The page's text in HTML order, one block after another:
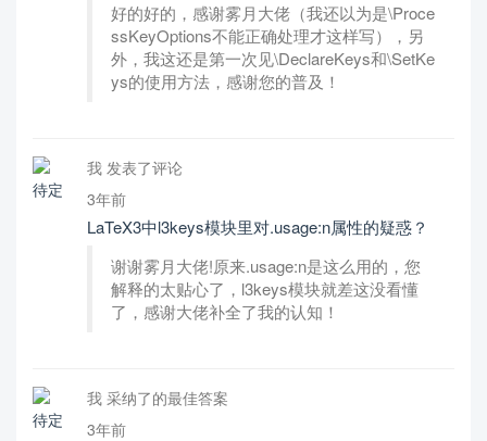
好的好的，感谢雾月大佬（我还以为是\Proce
ssKeyOptions不能正确处理才这样写），另
外，我这还是第一次见\DeclareKeys和\SetKe
ys的使用方法，感谢您的普及！
我 发表了评论
3年前
LaTeX3中l3keys模块里对.usage:n属性的疑惑？
谢谢雾月大佬!原来.usage:n是这么用的，您
解释的太贴心了，l3keys模块就差这没看懂
了，感谢大佬补全了我的认知！
我 采纳了的最佳答案
3年前